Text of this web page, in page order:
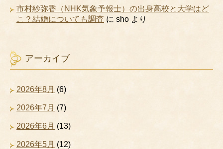
市村紗弥香（NHK気象予報士）の出身高校と大学はど
こ？結婚についても調査 に sho より
アーカイブ
2026年8月 (6)
2026年7月 (7)
2026年6月 (13)
2026年5月 (12)